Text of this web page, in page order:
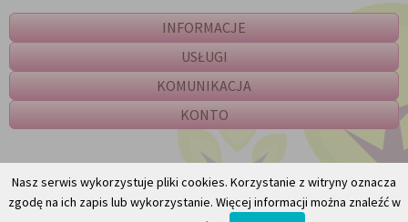
INFORMACJE
USŁUGI
KOMUNIKACJA
KONTO
Nasz serwis wykorzystuje pliki cookies. Korzystanie z witryny oznacza
zgodę na ich zapis lub wykorzystanie. Więcej informacji można znaleźć w